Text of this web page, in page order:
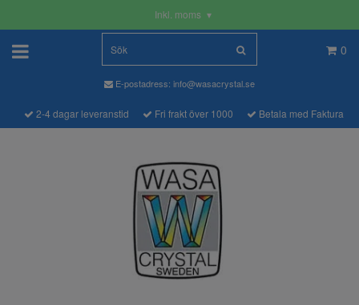
Inkl. moms ▾
0
E-postadress: info@wasacrystal.se
2-4 dagar leveranstid Fri frakt över 1000 Betala med Faktura